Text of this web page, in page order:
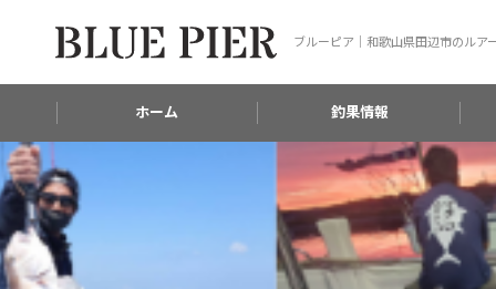
ブルーピア｜和歌山県田辺市のルア
ホーム 釣果情報